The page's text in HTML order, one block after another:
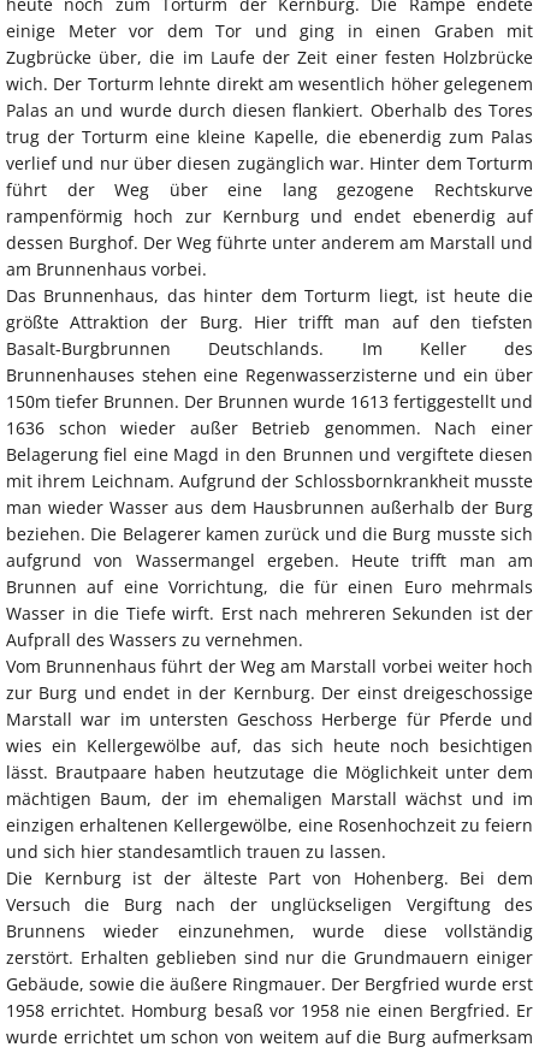
einige Meter vor dem Tor und ging in einen Graben mit
Zugbrücke über, die im Laufe der Zeit einer festen Holzbrücke
wich. Der Torturm lehnte direkt am wesentlich höher gelegenem
Palas an und wurde durch diesen flankiert. Oberhalb des Tores
trug der Torturm eine kleine Kapelle, die ebenerdig zum Palas
verlief und nur über diesen zugänglich war. Hinter dem Torturm
führt der Weg über eine lang gezogene Rechtskurve
rampenförmig hoch zur Kernburg und endet ebenerdig auf
dessen Burghof. Der Weg führte unter anderem am Marstall und
am Brunnenhaus vorbei.
Das Brunnenhaus, das hinter dem Torturm liegt, ist heute die
größte Attraktion der Burg. Hier trifft man auf den tiefsten
Basalt-Burgbrunnen Deutschlands. Im Keller des
Brunnenhauses stehen eine Regenwasserzisterne und ein über
150m tiefer Brunnen. Der Brunnen wurde 1613 fertiggestellt und
1636 schon wieder außer Betrieb genommen. Nach einer
Belagerung fiel eine Magd in den Brunnen und vergiftete diesen
mit ihrem Leichnam. Aufgrund der Schlossbornkrankheit musste
man wieder Wasser aus dem Hausbrunnen außerhalb der Burg
beziehen. Die Belagerer kamen zurück und die Burg musste sich
aufgrund von Wassermangel ergeben. Heute trifft man am
Brunnen auf eine Vorrichtung, die für einen Euro mehrmals
Wasser in die Tiefe wirft. Erst nach mehreren Sekunden ist der
Aufprall des Wassers zu vernehmen.
Vom Brunnenhaus führt der Weg am Marstall vorbei weiter hoch
zur Burg und endet in der Kernburg. Der einst dreigeschossige
Marstall war im untersten Geschoss Herberge für Pferde und
wies ein Kellergewölbe auf, das sich heute noch besichtigen
lässt. Brautpaare haben heutzutage die Möglichkeit unter dem
mächtigen Baum, der im ehemaligen Marstall wächst und im
einzigen erhaltenen Kellergewölbe, eine Rosenhochzeit zu feiern
und sich hier standesamtlich trauen zu lassen.
Die Kernburg ist der älteste Part von Hohenberg. Bei dem
Versuch die Burg nach der unglückseligen Vergiftung des
Brunnens wieder einzunehmen, wurde diese vollständig
zerstört. Erhalten geblieben sind nur die Grundmauern einiger
Gebäude, sowie die äußere Ringmauer. Der Bergfried wurde erst
1958 errichtet. Homburg besaß vor 1958 nie einen Bergfried. Er
wurde errichtet um schon von weitem auf die Burg aufmerksam